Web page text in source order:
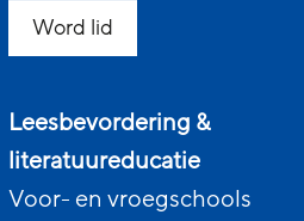
Word lid
Leesbevordering &
literatuureducatie
Voor- en vroegschools